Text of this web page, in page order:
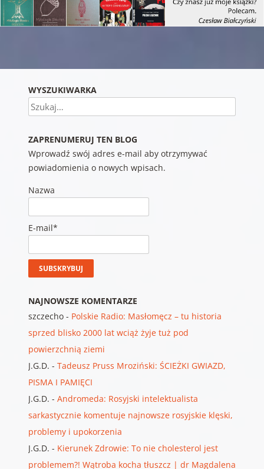
WYSZUKIWARKA
Szukaj
ZAPRENUMERUJ TEN BLOG
Wprowadź swój adres e-mail aby otrzymywać
powiadomienia o nowych wpisach.
Nazwa
E-mail*
NAJNOWSZE KOMENTARZE
szczecho- Polskie Radio: Masłomęcz – tu historia
sprzed blisko 2000 lat wciąż żyje tuż pod
powierzchnią ziemi
J.G.D. - Tadeusz Pruss Mroziński: ŚCIEŻKI GWIAZD,
PISMA I PAMIĘCI
J.G.D. - Andromeda: Rosyjski intelektualista
sarkastycznie komentuje najnowsze rosyjskie klęski,
problemy i upokorzenia
J.G.D. - Kierunek Zdrowie: To nie cholesterol jest
problemem?! Wątroba kocha tłuszcz | dr Magdalena